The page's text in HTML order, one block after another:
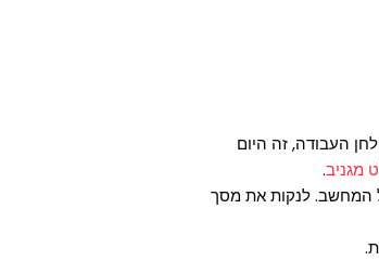
העבודה, זה היום
מגניב.
המחשב. לנקות את מסך